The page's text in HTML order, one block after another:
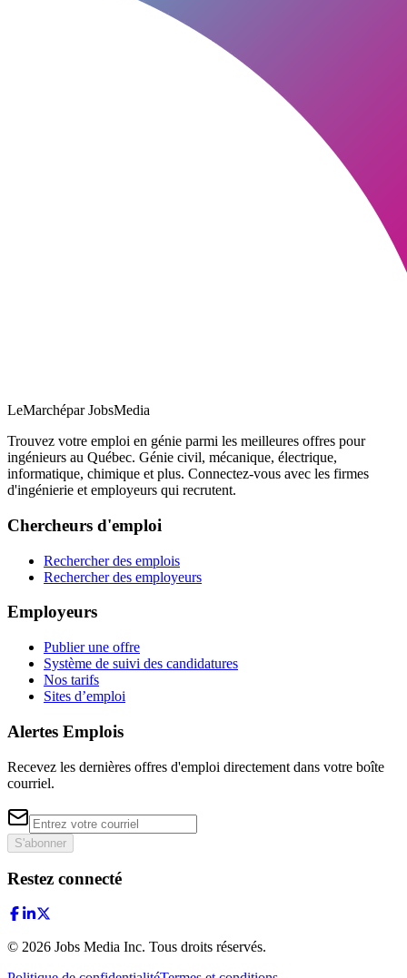
LeMarchépar JobsMedia
Trouvez votre emploi en génie parmi les meilleures offres pour
ingénieurs au Québec. Génie civil, mécanique, électrique,
informatique, chimique et plus. Connectez-vous avec les firmes
d'ingénierie et employeurs qui recrutent.
Chercheurs d'emploi
Rechercher des emplois
Rechercher des employeurs
Employeurs
Publier une offre
Système de suivi des candidatures
Nos tarifs
Sites d’emploi
Alertes Emplois
Recevez les dernières offres d'emploi directement dans votre boîte
courriel.
S'abonner
Restez connecté
© 2026 Jobs Media Inc. Tous droits réservés.